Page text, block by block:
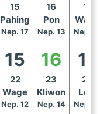
15
Pahing
Nep. 17
16
Pon
Nep. 13
17
Wage
Nep.
15
22
Wage
Nep. 12
16
23
Kliwon
Nep. 14
17
24
Legi
Nep.